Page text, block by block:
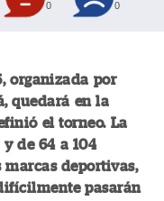
0 0
organizada por
quedará en la
el torneo. La
de 64 a 104
deportivas,
pasarán